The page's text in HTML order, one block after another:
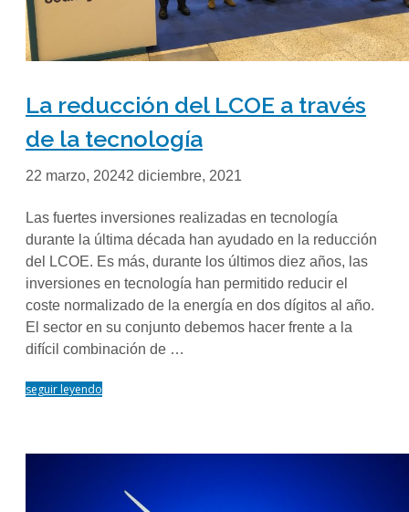
La reducción del LCOE a través
de la tecnología
22 marzo, 20242 diciembre, 2021
Las fuertes inversiones realizadas en tecnología
durante la última década han ayudado en la reducción
del LCOE. Es más, durante los últimos diez años, las
inversiones en tecnología han permitido reducir el
coste normalizado de la energía en dos dígitos al año.
El sector en su conjunto debemos hacer frente a la
difícil combinación de …
seguir leyendo